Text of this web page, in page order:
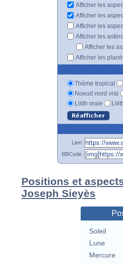
Afficher les
Afficher les
Afficher les
Afficher les
Afficher les
Afficher les
Thème tropical
Noeud nord vrai
Lilith vraie
Lien
BBCode
Positions et
Joseph Sieyès
Soleil
Lune
Mercure